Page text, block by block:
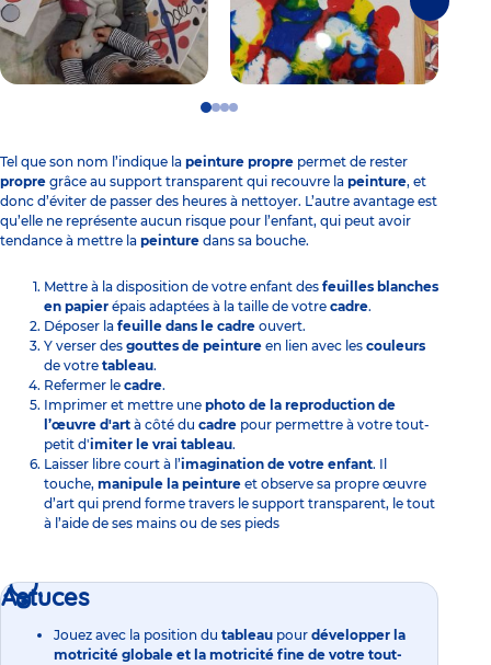
Go
1
Go
2
Go
3
Go
4
Tel que son nom l’indique la peinture propre permet de rester
propre grâce au support transparent qui recouvre la peinture, et
donc d’éviter de passer des heures à nettoyer. L’autre avantage est
qu’elle ne représente aucun risque pour l’enfant, qui peut avoir
tendance à mettre la peinture dans sa bouche.
Mettre à la disposition de votre enfant des feuilles blanches
en papier épais adaptées à la taille de votre cadre.
Déposer la feuille dans le cadre ouvert.
Y verser des gouttes de peinture en lien avec les couleurs
de votre tableau.
Refermer le cadre.
Imprimer et mettre une photo de la reproduction de
l’œuvre d'art à côté du cadre pour permettre à votre tout-
petit d'imiter le vrai tableau.
Laisser libre court à l’imagination de votre enfant. Il
touche, manipule la peinture et observe sa propre œuvre
d’art qui prend forme travers le support transparent, le tout
à l’aide de ses mains ou de ses pieds
Astuces
Jouez avec la position du tableau pour développer la
motricité globale et la motricité fine de votre tout-